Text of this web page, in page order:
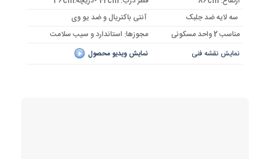
سه لایه ضد جلبک
آنتی باکتریال و ضد یو وی
مناسب 2 واحد مسکونی
مجوزها: استاندارد و سیب سلامت
نمایش نقشه فنی نمایش ویدیو محصول